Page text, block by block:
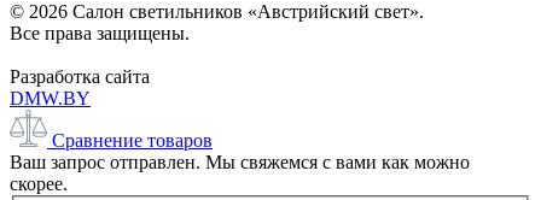
© 2026 Салон светильников «Австрийский свет».
Все права защищены.
Разработка сайта
DMW.BY
Сравнение товаров
Ваш запрос отправлен. Мы свяжемся с вами как можно
скорее.